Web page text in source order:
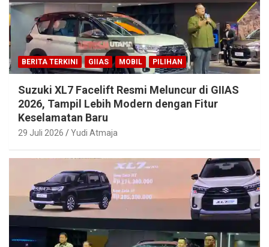
BERITA TERKINI GIIAS MOBIL PILIHAN
Suzuki XL7 Facelift Resmi Meluncur di GIIAS
2026, Tampil Lebih Modern dengan Fitur
Keselamatan Baru
29 Juli 2026 Yudi Atmaja